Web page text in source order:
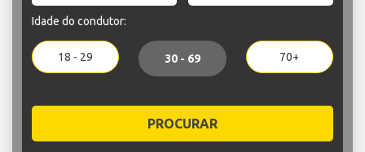
Idade do condutor:
18 - 29 30 - 69 70+
PROCURAR